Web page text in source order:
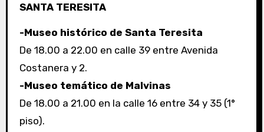
SANTA TERESITA
-Museo histórico de Santa Teresita
De 18.00 a 22.00 en calle 39 entre Avenida
Costanera y 2.
-Museo temático de Malvinas
De 18.00 a 21.00 en la calle 16 entre 34 y 35 (1°
piso).